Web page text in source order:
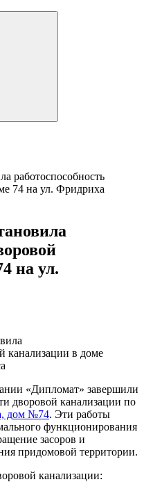
работоспособность
74 на ул. Фридриха
на ул.
«Дипломат» завершили
дворовой канализации по
дом №74. Эти работы
функционирования
засоров и
придомовой территории.
канализации: